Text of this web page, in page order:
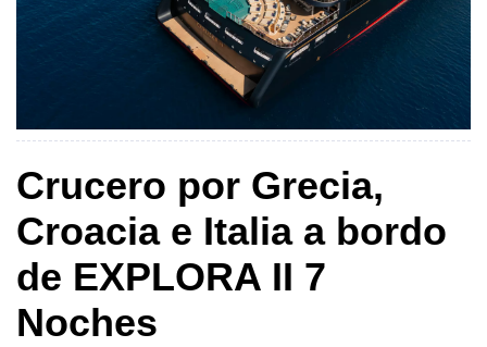
Crucero por Grecia,
Croacia e Italia a bordo
de EXPLORA II 7
Noches